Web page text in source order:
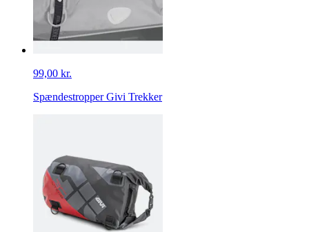
99,00 kr.
Spændestropper Givi Trekker